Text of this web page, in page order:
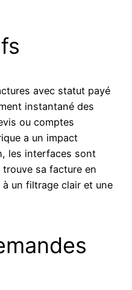
avec statut payé
instantané des
ou comptes
a un impact
les interfaces sont
trouve sa facture en
un filtrage clair et une